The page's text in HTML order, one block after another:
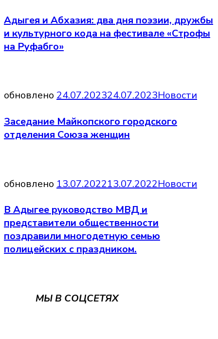
Адыгея и Абхазия: два дня поэзии, дружбы
и культурного кода на фестивале «Строфы
на Руфабго»
обновлено 24.07.202324.07.2023Новости
Заседание Майкопского городского
отделения Союза женщин
обновлено 13.07.202213.07.2022Новости
В Адыгее руководство МВД и
представители общественности
поздравили многодетную семью
полицейских с праздником.
МЫ В СОЦСЕТЯХ